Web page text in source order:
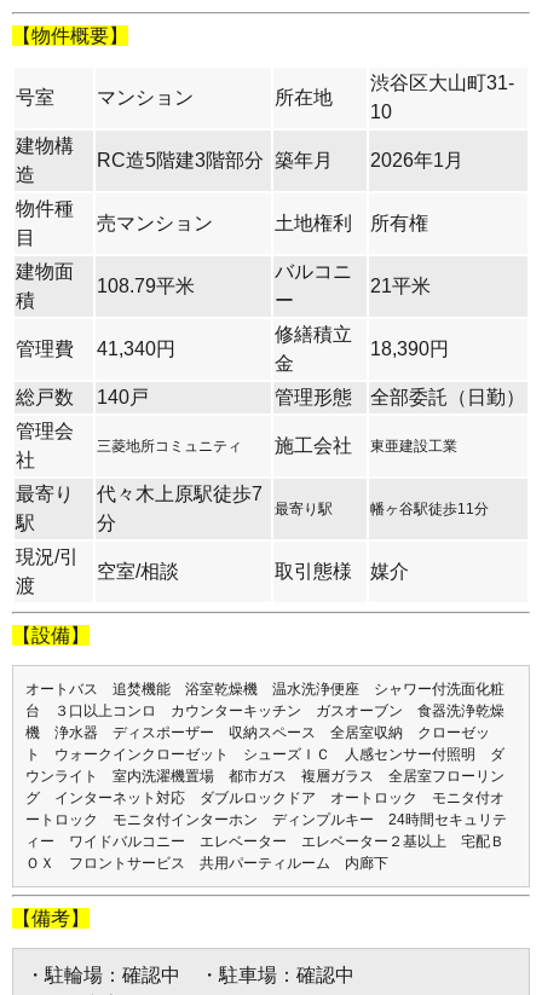
【物件概要】
号室 マンション 所在地
渋谷区大山町31-
10
建物構
造
RC造5階建3階部分 築年月 2026年1月
物件種
目
売マンション 土地権利 所有権
建物面
積
108.79平米
バルコニ
ー
21平米
管理費 41,340円
修繕積立
金
18,390円
総戸数 140戸 管理形態
全部委託（日勤）
管理会
社
三菱地所コミュニティ 施工会社 東亜建設工業
最寄り
駅
代々木上原駅徒歩7
分
最寄り駅 幡ヶ谷駅徒歩11分
現況/引
渡
空室/相談 取引態様 媒介
【設備】
オートバス 追焚機能 浴室乾燥機 温水洗浄便座 シャワー付洗面化粧
台 ３口以上コンロ カウンターキッチン ガスオーブン 食器洗浄乾燥
機 浄水器 ディスポーザー 収納スペース 全居室収納 クローゼッ
ト ウォークインクローゼット シューズＩＣ 人感センサー付照明 ダ
ウンライト 室内洗濯機置場 都市ガス 複層ガラス 全居室フローリン
グ インターネット対応 ダブルロックドア オートロック モニタ付オ
ートロック モニタ付インターホン ディンプルキー 24時間セキュリテ
ィー ワイドバルコニー エレベーター エレベーター２基以上 宅配Ｂ
ＯＸ フロントサービス 共用パーティルーム 内廊下
【備考】
・駐輪場：確認中 ・駐車場：確認中